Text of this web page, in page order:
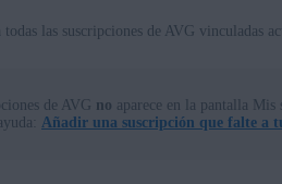
todas las suscripciones de AVG vinculadas
de AVG no aparece en la pantalla Mis
Añadir una suscripción que falte a